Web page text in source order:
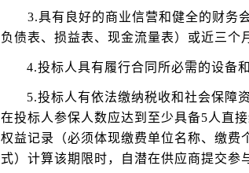
3.具有良好的商业信营和健全的财务
负债表、损益表、现金流量表）或近三个
4.投标人具有履行合同所必需的设备
5.投标人有依法缴纳税收和社会保障
在投标人参保人数应达到至少具备5人直
权益记录（必须体现缴费单位名称、缴费
式）计算该期限时，自潜在供应商提交参